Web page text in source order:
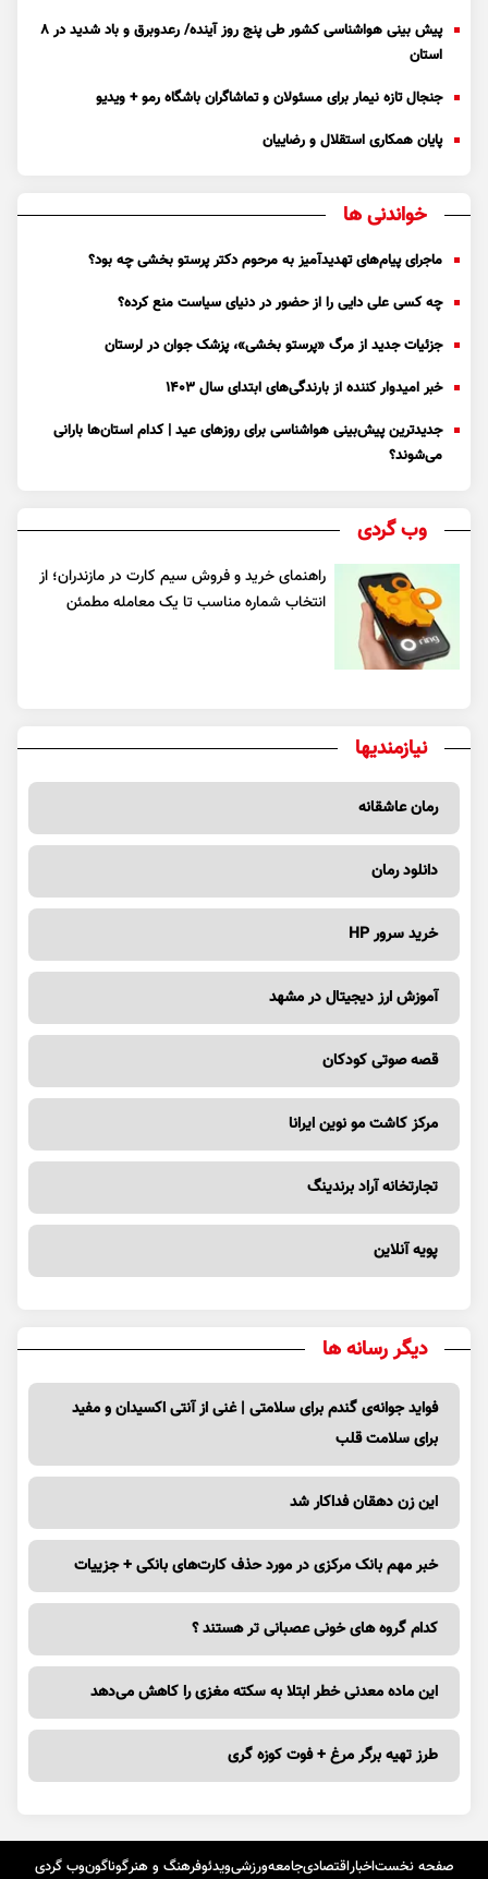
پیش بینی هواشناسی کشور طی پنج روز آینده/ رعدوبرق و باد شدید در ۸
استان
جنجال تازه نیمار برای مسئولان و تماشاگران باشگاه رمو + ویدیو
پایان همکاری استقلال و رضاییان
خواندنی ها
ماجرای پیام‌های تهدیدآمیز به مرحوم دکتر پرستو بخشی چه بود؟
چه کسی علی دایی را از حضور در دنیای سیاست منع کرده؟
جزئیات جدید از مرگ «پرستو بخشی»، پزشک جوان در لرستان
خبر امیدوار کننده از بارندگی‌های ابتدای سال ۱۴۰۳
جدیدترین پیش‌بینی هواشناسی برای روزهای عید | کدام استان‌ها بارانی
می‌شوند؟
وب گردی
راهنمای خرید و فروش سیم کارت در مازندران؛ از
انتخاب شماره مناسب تا یک معامله مطمئن
نیازمندیها
رمان عاشقانه
دانلود رمان
خرید سرور HP
آموزش ارز دیجیتال در مشهد
قصه صوتی کودکان
مرکز کاشت مو نوین ایرانا
تجارتخانه آراد برندینگ
پویه آنلاین
دیگر رسانه ها
فواید جوانه‌ی گندم برای سلامتی | غنی از آنتی اکسیدان و مفید
برای سلامت قلب
این زن دهقان فداکار شد
خبر مهم بانک مرکزی در مورد حذف کارت‌های بانکی + جزییات
کدام گروه های خونی عصبانی تر هستند ؟
این ماده معدنی خطر ابتلا به سکته مغزی را کاهش می‌دهد
طرز تهیه برگر مرغ + فوت کوزه گری
صفحه نخستاخباراقتصادیجامعهورزشیویدئوفرهنگ و هنرگوناگونوب گردی